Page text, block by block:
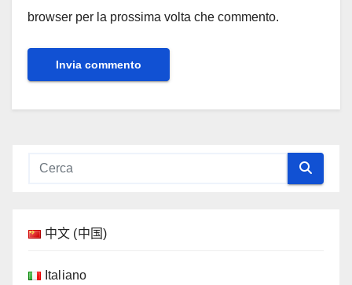
browser per la prossima volta che commento.
中文 (中国)
Italiano